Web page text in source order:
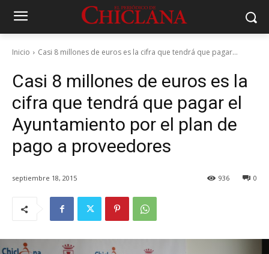
Inicio Casi 8 millones de euros es la cifra que tendrá que pagar...
Casi 8 millones de euros es la
cifra que tendrá que pagar el
Ayuntamiento por el plan de
pago a proveedores
septiembre 18, 2015 0
936